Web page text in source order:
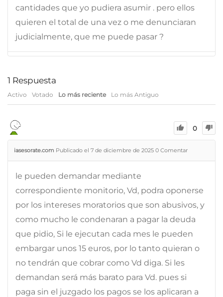
cantidades que yo pudiera asumir . pero ellos
quieren el total de una vez o me denunciaran
judicialmente, que me puede pasar ?
1 Respuesta
Activo Votado Lo más reciente Lo más Antiguo
0
iasesorate.com Publicado el 7 de diciembre de 2025 0 Comentar
le pueden demandar mediante
correspondiente monitorio, Vd, podra oponerse
por los intereses moratorios que son abusivos, y
como mucho le condenaran a pagar la deuda
que pidio, Si le ejecutan cada mes le pueden
embargar unos 15 euros, por lo tanto quieran o
no tendrán que cobrar como Vd diga. Si les
demandan será más barato para Vd. pues si
paga sin el juzgado los pagos se los aplicaran a